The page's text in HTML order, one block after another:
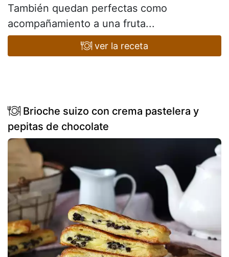
También quedan perfectas como
acompañamiento a una fruta...
ver la receta
Brioche suizo con crema pastelera y
pepitas de chocolate